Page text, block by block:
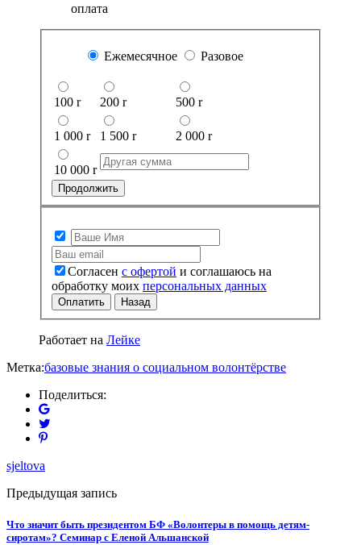
оплата
Ежемесячное Разовое
100 r 200 r 500 r
1 000 r 1 500 r 2 000 r
10 000 r
Продолжить
Согласен с офертой
обработку моих персональных данных
Оплатить Назад
Работает на Лейке
Метка:базовые знания о социальном волонтёрстве
Поделиться:
sjeltova
Предыдущая запись
Что значит быть президентом БФ «Волонтеры в помощь детям-
сиротам»? Семинар с Еленой Альшанской